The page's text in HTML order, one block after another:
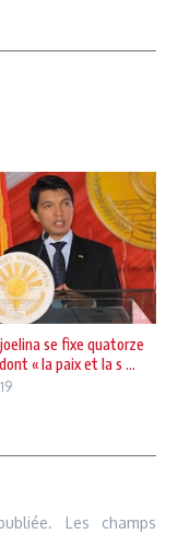
se fixe quatorze
« la paix et la s ...
Les champs